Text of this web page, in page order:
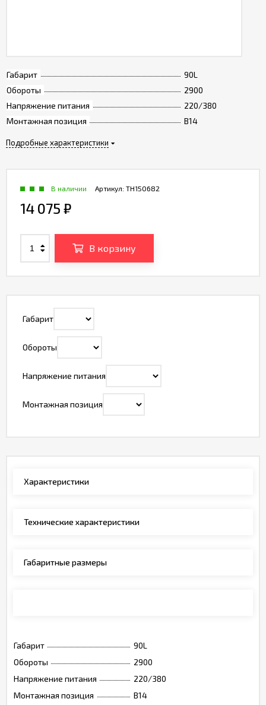
Габарит
Обороты
Напряжение питания
Монтажная позиция
Габарит
90L
Обороты
2900
Напряжение питания
220/380
Монтажная позиция
B14
Подробные характеристики
Артикул: TH150682
В наличии
14 075 ₽
В корзину
Характеристики
Технические характеристики
Габаритные размеры
Габарит
90L
Обороты
2900
Напряжение питания
220/380
Монтажная позиция
B14